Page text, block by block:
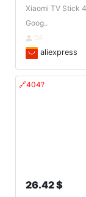
Xiaomi TV Stick
Goog..
DE
aliexpress
🔗404?
26.42 $